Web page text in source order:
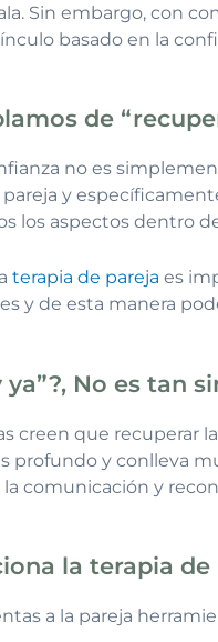
Sin embargo, con
basado en la
de
no es
y
los aspectos dentro
terapia de pareja es
y de esta manera
ya”?, No es tan
creen que recuperar
profundo y conlleva
la comunicación y
la terapia de
a la pareja